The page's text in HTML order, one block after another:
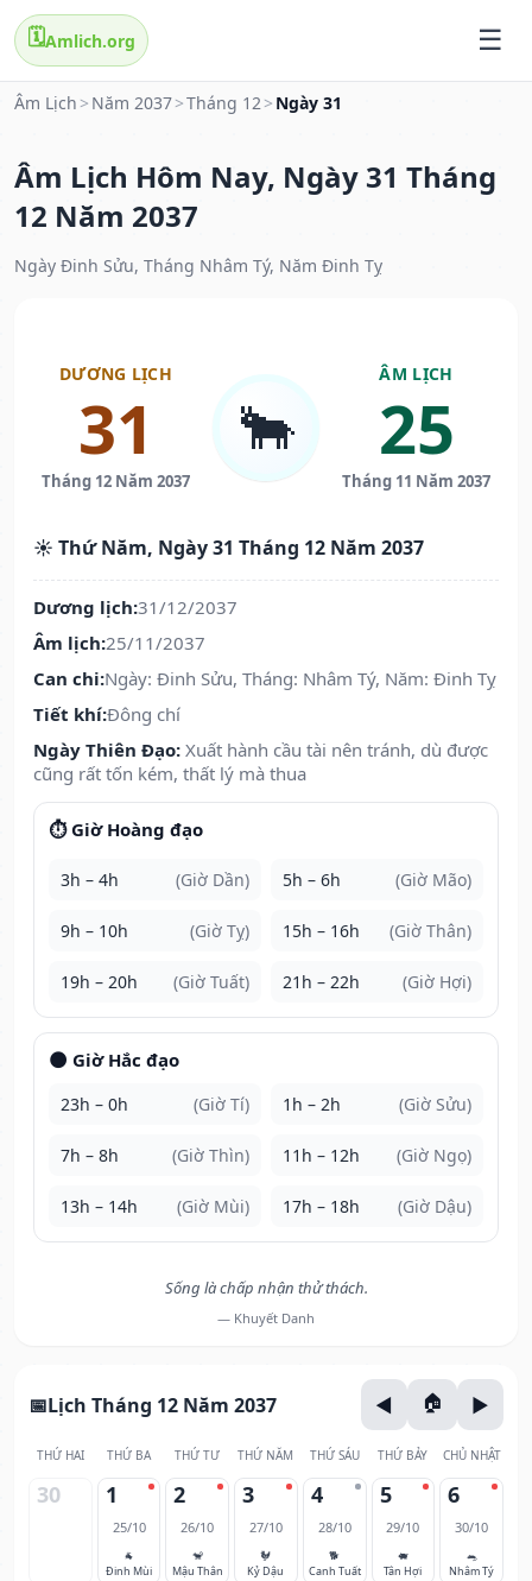
🗓️Amlich.org
Âm Lịch > Năm 2037>Tháng 12> Ngày 31
Âm Lịch Hôm Nay, Ngày 31 Tháng
12 Năm 2037
Ngày Đinh Sửu, Tháng Nhâm Tý, Năm Đinh Tỵ
DƯƠNG LỊCH
31
Tháng 12 Năm 2037
🐂
ÂM LỊCH
25
Tháng 11 Năm 2037
☀️ Thứ Năm, Ngày 31 Tháng 12 Năm 2037
Dương lịch:31/12/2037
Âm lịch:25/11/2037
Can chi:Ngày: Đinh Sửu, Tháng: Nhâm Tý, Năm: Đinh Tỵ
Tiết khí:Đông chí
Ngày Thiên Đạo: Xuất hành cầu tài nên tránh, dù được
cũng rất tốn kém, thất lý mà thua
⏱️ Giờ Hoàng đạo
3h – 4h (Giờ Dần) 5h – 6h (Giờ Mão)
9h – 10h (Giờ Tỵ) 15h – 16h (Giờ Thân)
19h – 20h (Giờ Tuất) 21h – 22h (Giờ Hợi)
🌑 Giờ Hắc đạo
23h – 0h (Giờ Tí) 1h – 2h (Giờ Sửu)
7h – 8h (Giờ Thìn) 11h – 12h (Giờ Ngọ)
13h – 14h (Giờ Mùi) 17h – 18h (Giờ Dậu)
Sống là chấp nhận thử thách.
— Khuyết Danh
Lịch Tháng 12 Năm 2037
THỨ HAI THỨ BA THỨ TƯ THỨ NĂM THỨ SÁU THỨ BẢY CHỦ NHẬT
30 1
25/10
🐐
Đinh Mùi
2
26/10
🐒
Mậu Thân
3
27/10
🐓
Kỷ Dậu
4
28/10
🐕
Canh Tuất
5
29/10
🐖
Tân Hợi
6
30/10
🐀
Nhâm Tý